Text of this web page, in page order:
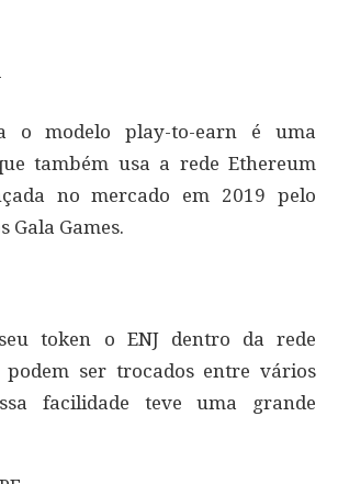
o modelo play-to-earn é uma
também usa a rede Ethereum
no mercado em 2019 pelo
Gala Games.
token o ENJ dentro da rede
podem ser trocados entre vários
facilidade teve uma grande